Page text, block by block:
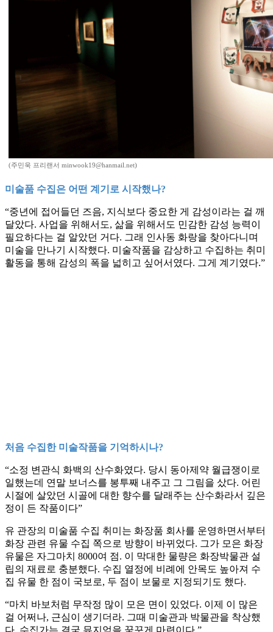
(주민욱 프리랜서 minwook19@hanmail.net)
미술품 수집은 어떤 계기로 시작했나?
“중년에 접어들던 즈음, 지식보다 중요한 게 감성이라는 걸 깨
달았다. 사업을 위해서도, 삶을 위해서도 민감한 감성 능력이
필요하다는 걸 알았던 거다. 그래 인사동 화랑을 찾아다니며
미술을 만나기 시작했다. 미술작품을 감상하고 수집하는 취미
활동을 통해 감성의 폭을 넓히고 싶어서였다. 그게 계기였다.”
처음 수집한 미술작품을 기억하시나?
“소정 변관식 화백의 산수화였다. 당시 동아제약 월급쟁이로
일했는데 연말 보너스를 봉투째 내주고 그 그림을 샀다. 어린
시절에 살았던 시골에 대한 향수를 달래주는 산수화라서 깊은
정이 든 작품이다”
유 관장의 미술품 수집 취미는 화장품 회사를 운영하면서부터
화장 관련 유물 수집 쪽으로 방향이 바뀌었다. 그가 모은 화장
유물은 자그마치 8000여 점. 이 막대한 물량은 화장박물관 설
립의 재료로 충분했다. 수집 열정에 비례에 안목도 높아져 수
집 유물 한 점이 국보로, 두 점이 보물로 지정되기도 했다.
“마치 바보처럼 무작정 많이 모은 면이 있었다. 이제 이 많은
걸 어쩌나, 근심이 생기더라. 그때 미술관과 박물관을 착상했